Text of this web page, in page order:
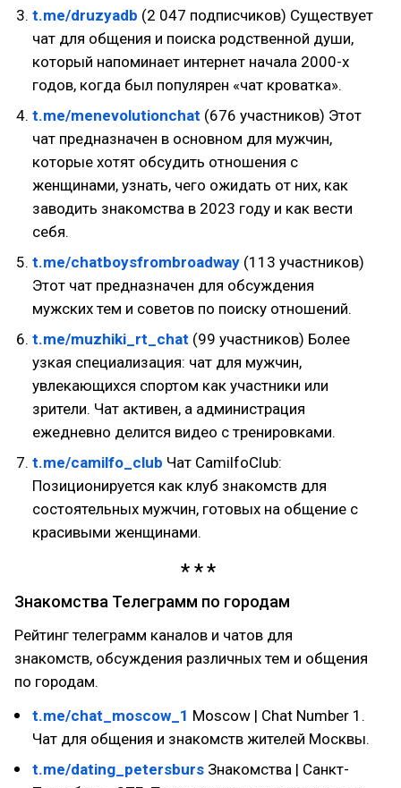
t.me/druzyadb (2 047 подписчиков) Существует
чат для общения и поиска родственной души,
который напоминает интернет начала 2000-х
годов, когда был популярен «чат кроватка».
t.me/menevolutionchat (676 участников) Этот
чат предназначен в основном для мужчин,
которые хотят обсудить отношения с
женщинами, узнать, чего ожидать от них, как
заводить знакомства в 2023 году и как вести
себя.
t.me/chatboysfrombroadway (113 участников)
Этот чат предназначен для обсуждения
мужских тем и советов по поиску отношений.
t.me/muzhiki_rt_chat (99 участников) Более
узкая специализация: чат для мужчин,
увлекающихся спортом как участники или
зрители. Чат активен, а администрация
ежедневно делится видео с тренировками.
t.me/camilfo_club Чат CamilfoClub:
Позиционируется как клуб знакомств для
состоятельных мужчин, готовых на общение с
красивыми женщинами.
Знакомства Телеграмм по городам
Рейтинг телеграмм каналов и чатов для
знакомств, обсуждения различных тем и общения
по городам.
t.me/chat_moscow_1 Moscow | Chat Number 1.
Чат для общения и знакомств жителей Москвы.
t.me/dating_petersburs Знакомства | Санкт-